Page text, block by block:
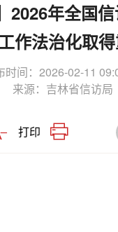
2026年全国
作法治化取
时间：2026-02-11
来源： 吉林省信访局
打印